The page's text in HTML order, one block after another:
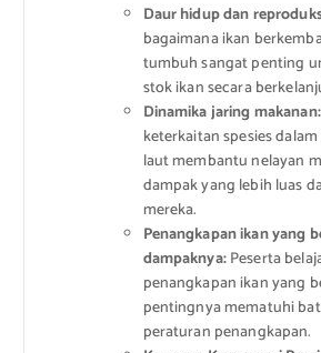
Daur hidup dan
bagaimana ikan
tumbuh sangat penting
stok ikan secara
Dinamika jaring makanan:
keterkaitan spesies
laut membantu nelayan
dampak yang lebih luas
mereka.
Penangkapan ikan yang
dampaknya:Peserta
penangkapan ikan yang
pentingnya mematuhi
peraturan penangkapan.